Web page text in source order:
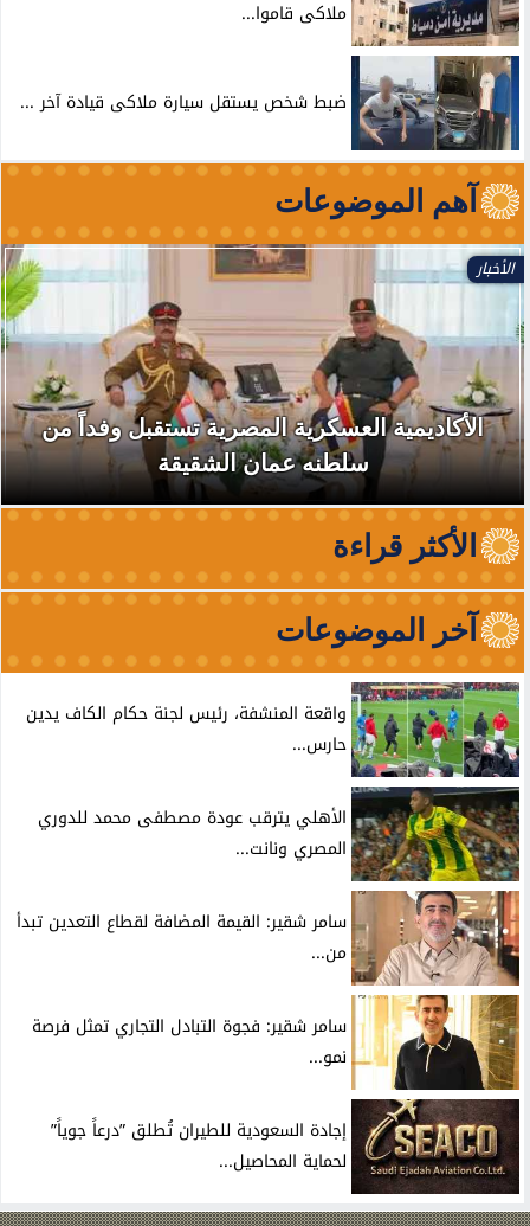
ملاكى قاموا...
ضبط شخص يستقل سيارة ملاكى قيادة آخر ...
آهم الموضوعات
الأخبار
الأكاديمية العسكرية المصرية تستقبل وفداً من
سلطنه عمان الشقيقة
الأكثر قراءة
آخر الموضوعات
واقعة المنشفة، رئيس لجنة حكام الكاف يدين
حارس...
الأهلي يترقب عودة مصطفى محمد للدوري
المصري ونانت...
سامر شقير: القيمة المضافة لقطاع التعدين تبدأ
من...
سامر شقير: فجوة التبادل التجاري تمثل فرصة
نمو...
إجادة السعودية للطيران تُطلق ”درعاً جوياً”
لحماية المحاصيل...